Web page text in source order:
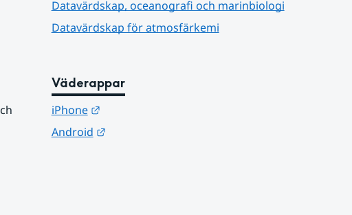
Datavärdskap, oceanografi och marinbiologi
Datavärdskap för atmosfärkemi
Väderappar
iPhone
Länk till annan webbplats.
Android
Länk till annan webbplats.